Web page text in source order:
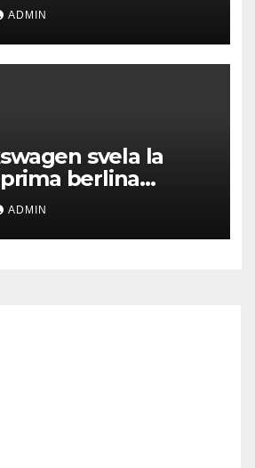
ADMIN
svela la
berlina
marchio
ADMIN